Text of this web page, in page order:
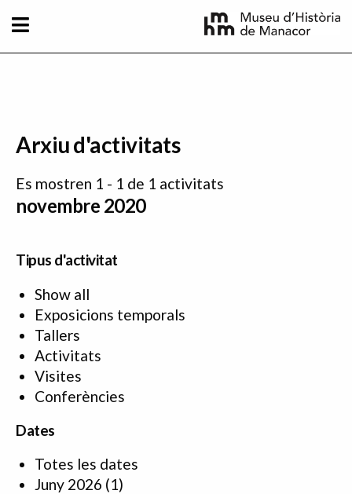
Arxiu d'activitats
Es mostren 1 - 1 de 1 activitats
novembre 2020
Tipus d'activitat
Show all
Exposicions temporals
Tallers
Activitats
Visites
Conferències
Dates
Totes les dates
Juny 2026 (1)